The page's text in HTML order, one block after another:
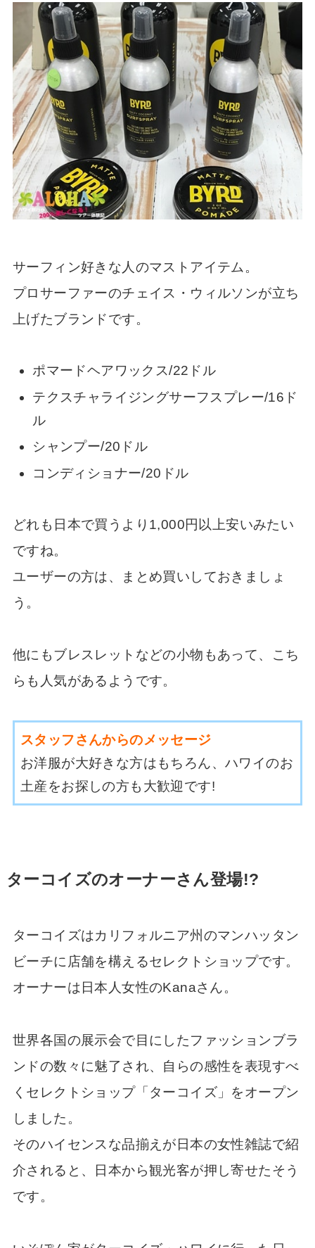
サーフィン好きな人のマストアイテム。
プロサーファーのチェイス・ウィルソンが立ち
上げたブランドです。
ポマードヘアワックス/22ドル
テクスチャライジングサーフスプレー/16ド
ル
シャンプー/20ドル
コンディショナー/20ドル
どれも日本で買うより1,000円以上安いみたい
ですね。
ユーザーの方は、まとめ買いしておきましょ
う。
他にもブレスレットなどの小物もあって、こち
らも人気があるようです。
スタッフさんからのメッセージ
お洋服が大好きな方はもちろん、ハワイのお
土産をお探しの方も大歓迎です!
ターコイズのオーナーさん登場!?
ターコイズはカリフォルニア州のマンハッタン
ビーチに店舗を構えるセレクトショップです。
オーナーは日本人女性のKanaさん。
世界各国の展示会で目にしたファッションブラ
ンドの数々に魅了され、自らの感性を表現すべ
くセレクトショップ「ターコイズ」をオープン
しました。
そのハイセンスな品揃えが日本の女性雑誌で紹
介されると、日本から観光客が押し寄せたそう
です。